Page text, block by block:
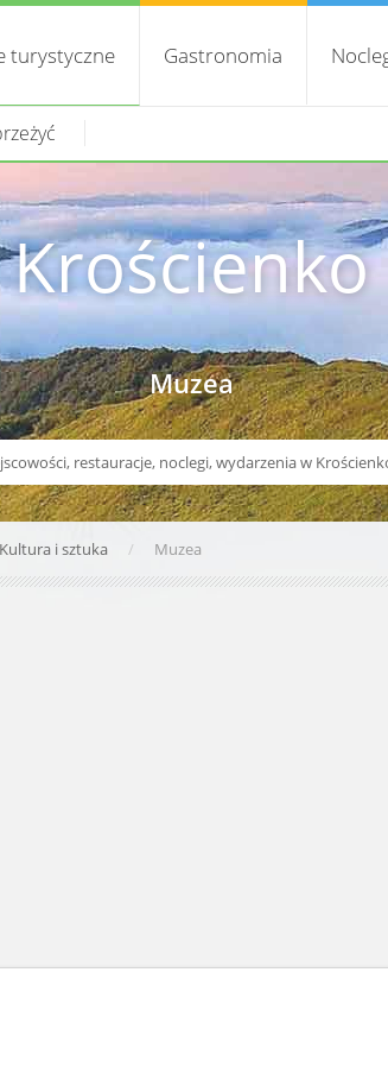
turystyczne Gastronomia
Krościenko
Muzea
Kultura i sztuka Muzea